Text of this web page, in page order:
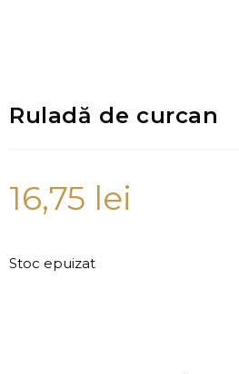
Ruladă de curcan
16,75 lei
Stoc epuizat